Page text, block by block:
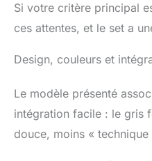
Si votre critère principal
ces attentes, et le set a
Design, couleurs et
Le modèle présenté
intégration facile : le gris
douce, moins « technique